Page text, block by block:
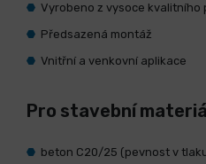
Vyrobeno z vysoce kvalitního
Předsazená montáž
Vnitřní a venkovní aplikace
Pro stavební
beton C20/25 (pevnost v